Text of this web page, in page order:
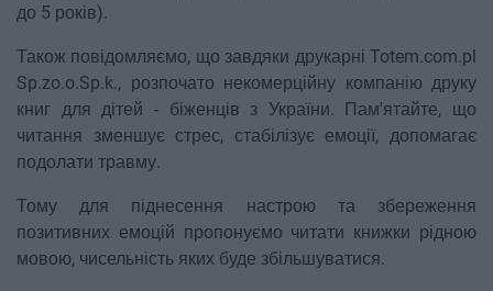
до 5 років).
Також повідомляємо, що завдяки друкарні Totem.com.pl
Sp.zo.o.Sp.k., розпочато некомерційну компанію друку
книг для дітей - біженців з України. Пам'ятайте, що
читання зменшує стрес, стабілізує емоції, допомагає
подолати травму.
Тому для піднесення настрою та збереження
позитивних емоцій пропонуємо читати книжки рідною
мовою, чисельність яких буде збільшуватися.